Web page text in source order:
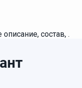
состав, .